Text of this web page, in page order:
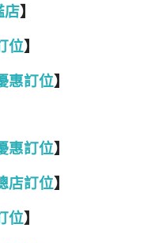
店】
位】
惠訂位】
惠訂位】
店訂位】
位】